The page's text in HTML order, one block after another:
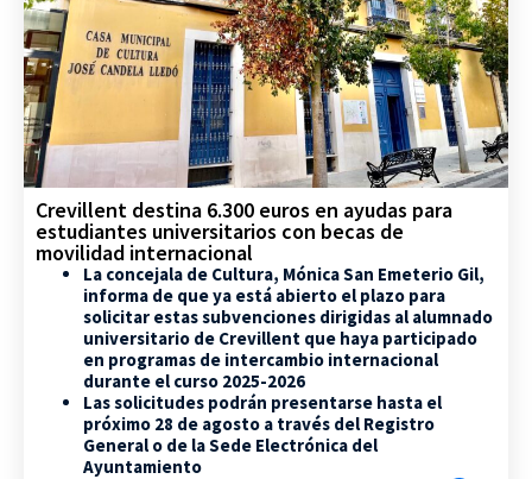
Crevillent destina 6.300 euros en ayudas para
estudiantes universitarios con becas de
movilidad internacional
La concejala de Cultura, Mónica San Emeterio Gil,
informa de que ya está abierto el plazo para
solicitar estas subvenciones dirigidas al alumnado
universitario de Crevillent que haya participado
en programas de intercambio internacional
durante el curso 2025-2026
Las solicitudes podrán presentarse hasta el
próximo 28 de agosto a través del Registro
General o de la Sede Electrónica del
Ayuntamiento